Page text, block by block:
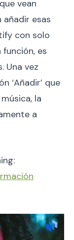
vean
añadir esas
con solo
es
Una vez
‘Añadir’ que
la
a